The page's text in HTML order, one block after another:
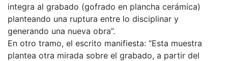
integra al grabado (gofrado en plancha cerámica)
planteando una ruptura entre lo disciplinar y
generando una nueva obra”.
En otro tramo, el escrito manifiesta: “Esta muestra
plantea otra mirada sobre el grabado, a partir del